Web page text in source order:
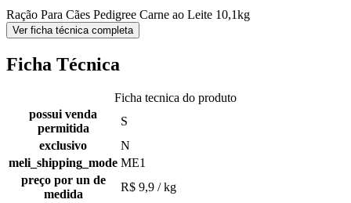
Ração Para Cães Pedigree Carne ao Leite 10,1kg
Ver ficha técnica completa
Ficha Técnica
Ficha tecnica do produto
possui venda
permitida
S
exclusivo
N
meli_shipping_mode ME1
preço por un de
medida
R$ 9,9 / kg